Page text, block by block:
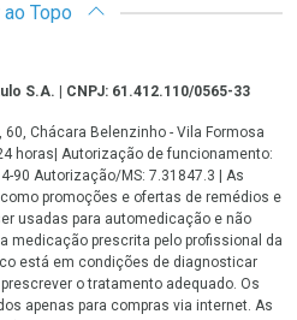
Topo
S.A. | CNPJ: 61.412.110/0565-33
60, Chácara Belenzinho - Vila Formosa
horas| Autorização de funcionamento:
90 Autorização/MS: 7.31847.3 | As
promoções e ofertas de remédios e
usadas para automedicação e não
medicação prescrita pelo profissional da
está em condições de diagnosticar
o tratamento adequado. Os
apenas para compras via internet. As